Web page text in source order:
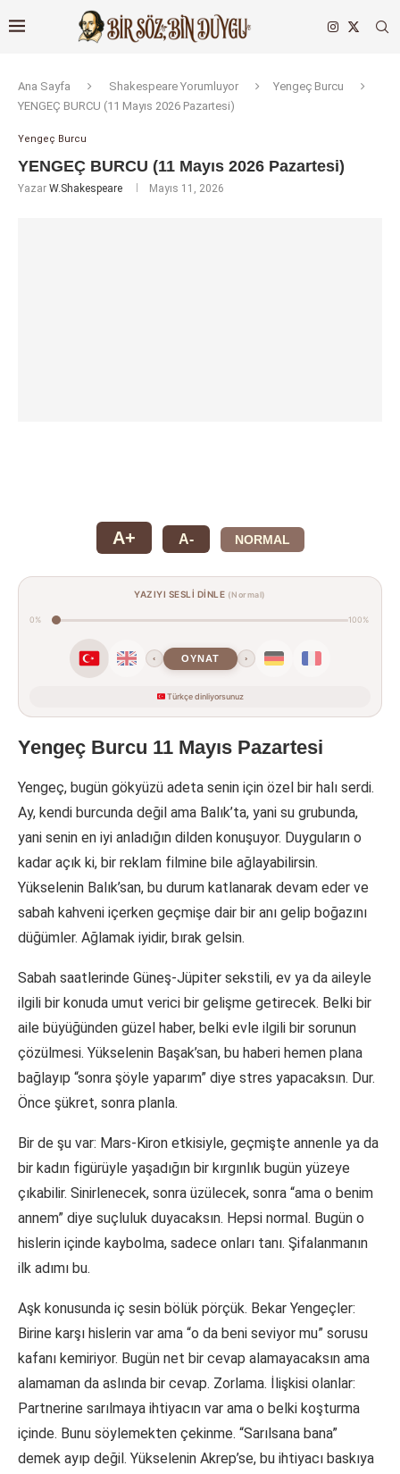
Ana Sayfa Shakespeare Yorumluyor
Yengeç Burcu
YENGEÇ BURCU (11 Mayıs 2026 Pazartesi)
Yengeç Burcu
YENGEÇ BURCU (11 Mayıs 2026 Pazartesi)
Yazar W.Shakespeare Mayıs 11, 2026
A+ A- NORMAL
YAZIYI SESLİ DİNLE (Normal)
0% 100%
‹ OYNAT ›
Türkçe dinliyorsunuz
Yengeç Burcu 11 Mayıs Pazartesi
Yengeç, bugün gökyüzü adeta senin için özel bir halı serdi.
Ay, kendi burcunda değil ama Balık’ta, yani su grubunda,
yani senin en iyi anladığın dilden konuşuyor. Duyguların o
kadar açık ki, bir reklam filmine bile ağlayabilirsin.
Yükselenin Balık’san, bu durum katlanarak devam eder ve
sabah kahveni içerken geçmişe dair bir anı gelip boğazını
düğümler. Ağlamak iyidir, bırak gelsin.
Sabah saatlerinde Güneş-Jüpiter sekstili, ev ya da aileyle
ilgili bir konuda umut verici bir gelişme getirecek. Belki bir
aile büyüğünden güzel haber, belki evle ilgili bir sorunun
çözülmesi. Yükselenin Başak’san, bu haberi hemen plana
bağlayıp “sonra şöyle yaparım” diye stres yapacaksın. Dur.
Önce şükret, sonra planla.
Bir de şu var: Mars-Kiron etkisiyle, geçmişte annenle ya da
bir kadın figürüyle yaşadığın bir kırgınlık bugün yüzeye
çıkabilir. Sinirlenecek, sonra üzülecek, sonra “ama o benim
annem” diye suçluluk duyacaksın. Hepsi normal. Bugün o
hislerin içinde kaybolma, sadece onları tanı. Şifalanmanın
ilk adımı bu.
Aşk konusunda iç sesin bölük pörçük. Bekar Yengeçler:
Birine karşı hislerin var ama “o da beni seviyor mu” sorusu
kafanı kemiriyor. Bugün net bir cevap alamayacaksın ama
alamaman da aslında bir cevap. Zorlama. İlişkisi olanlar:
Partnerine sarılmaya ihtiyacın var ama o belki koşturma
içinde. Bunu söylemekten çekinme. “Sarılsana bana”
demek ayıp değil. Yükselenin Akrep’se, bu ihtiyacı baskıya